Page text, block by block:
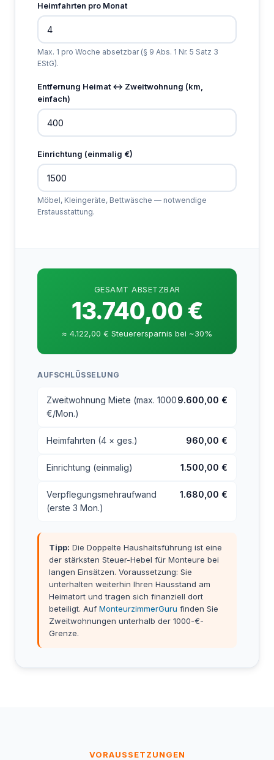
Heimfahrten pro Monat
Max. 1 pro Woche absetzbar (§ 9 Abs. 1 Nr. 5 Satz 3
EStG).
Entfernung Heimat ↔ Zweitwohnung (km,
einfach)
Einrichtung (einmalig €)
Möbel, Kleingeräte, Bettwäsche — notwendige
Erstausstattung.
GESAMT ABSETZBAR
13.740,00 €
≈ 4.122,00 € Steuerersparnis bei ~30%
AUFSCHLÜSSELUNG
Zweitwohnung Miete (max. 1000
€/Mon.)
9.600,00 €
Heimfahrten (4 × ges.) 960,00 €
Einrichtung (einmalig) 1.500,00 €
Verpflegungsmehraufwand
(erste 3 Mon.)
1.680,00 €
Tipp: Die Doppelte Haushaltsführung ist eine
der stärksten Steuer-Hebel für Monteure bei
langen Einsätzen. Voraussetzung: Sie
unterhalten weiterhin Ihren Hausstand am
Heimatort und tragen sich finanziell dort
beteiligt. Auf MonteurzimmerGuru finden Sie
Zweitwohnungen unterhalb der 1000-€-
Grenze.
VORAUSSETZUNGEN